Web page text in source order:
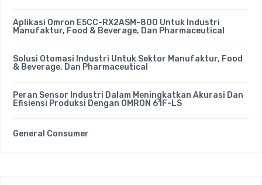
Aplikasi Omron E5CC-RX2ASM-800 Untuk Industri
Manufaktur, Food & Beverage, Dan Pharmaceutical
Solusi Otomasi Industri Untuk Sektor Manufaktur, Food
& Beverage, Dan Pharmaceutical
Peran Sensor Industri Dalam Meningkatkan Akurasi Dan
Efisiensi Produksi Dengan OMRON 61F-LS
General Consumer